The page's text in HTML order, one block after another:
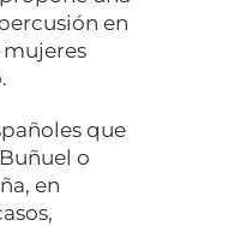
en
que
o
en